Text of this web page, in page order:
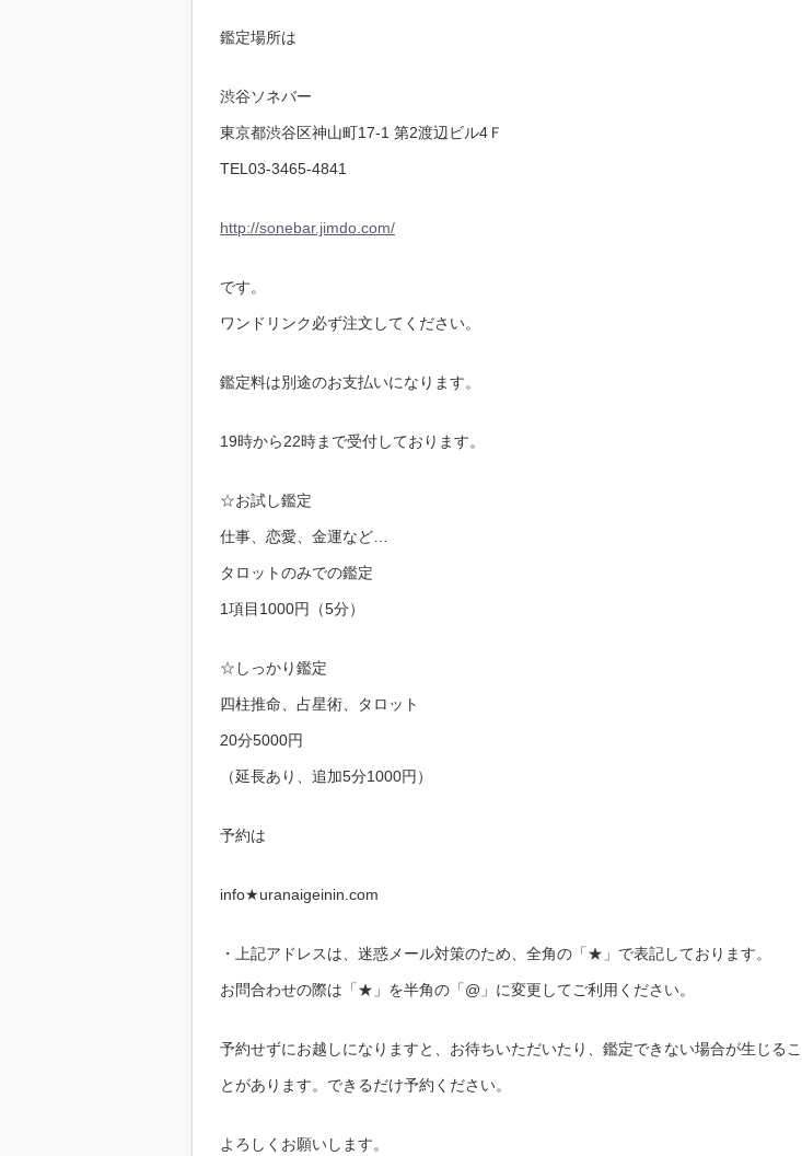
鑑定場所は
渋谷ソネバー
東京都渋谷区神山町17-1 第2渡辺ビル4Ｆ
TEL03-3465-4841
http://sonebar.jimdo.com/
です。
ワンドリンク必ず注文してください。
鑑定料は別途のお支払いになります。
19時から22時まで受付しております。
☆お試し鑑定
仕事、恋愛、金運など…
タロットのみでの鑑定
1項目1000円（5分）
☆しっかり鑑定
四柱推命、占星術、タロット
20分5000円
（延長あり、追加5分1000円）
予約は
info★uranaigeinin.com
・上記アドレスは、迷惑メール対策のため、全角の「★」で表記しております。
お問合わせの際は「★」を半角の「@」に変更してご利用ください。
予約せずにお越しになりますと、お待ちいただいたり、鑑定できない場合が生じるこ
とがあります。できるだけ予約ください。
よろしくお願いします。